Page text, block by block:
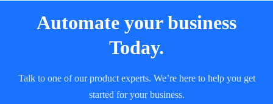
Automate your business
Today.
Talk to one of our product experts. We’re here to help you get
started for your business.